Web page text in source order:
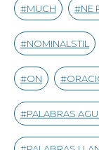
MUCH NE
NOMINALSTIL
ON
PALABRAS